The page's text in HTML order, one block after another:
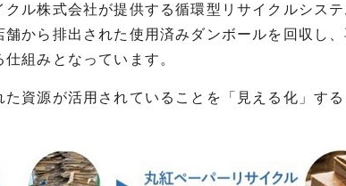
ル株式会社が提供する循環型リサイクルシス
舗から排出された使用済みダンボールを回収し
組みとなっています。
資源が活用されていることを「見える化」す